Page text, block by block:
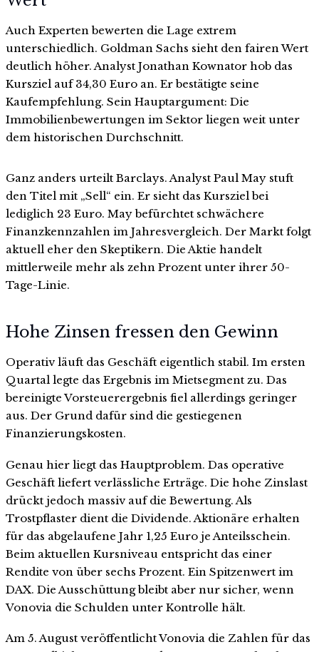
Auch Experten bewerten die Lage extrem
unterschiedlich. Goldman Sachs sieht den fairen Wert
deutlich höher. Analyst Jonathan Kownator hob das
Kursziel auf 34,30 Euro an. Er bestätigte seine
Kaufempfehlung. Sein Hauptargument: Die
Immobilienbewertungen im Sektor liegen weit unter
dem historischen Durchschnitt.
Ganz anders urteilt Barclays. Analyst Paul May stuft
den Titel mit „Sell“ ein. Er sieht das Kursziel bei
lediglich 23 Euro. May befürchtet schwächere
Finanzkennzahlen im Jahresvergleich. Der Markt folgt
aktuell eher den Skeptikern. Die Aktie handelt
mittlerweile mehr als zehn Prozent unter ihrer 50-
Tage-Linie.
Hohe Zinsen fressen den Gewinn
Operativ läuft das Geschäft eigentlich stabil. Im ersten
Quartal legte das Ergebnis im Mietsegment zu. Das
bereinigte Vorsteuerergebnis fiel allerdings geringer
aus. Der Grund dafür sind die gestiegenen
Finanzierungskosten.
Genau hier liegt das Hauptproblem. Das operative
Geschäft liefert verlässliche Erträge. Die hohe Zinslast
drückt jedoch massiv auf die Bewertung. Als
Trostpflaster dient die Dividende. Aktionäre erhalten
für das abgelaufene Jahr 1,25 Euro je Anteilsschein.
Beim aktuellen Kursniveau entspricht das einer
Rendite von über sechs Prozent. Ein Spitzenwert im
DAX. Die Ausschüttung bleibt aber nur sicher, wenn
Vonovia die Schulden unter Kontrolle hält.
Am 5. August veröffentlicht Vonovia die Zahlen für das